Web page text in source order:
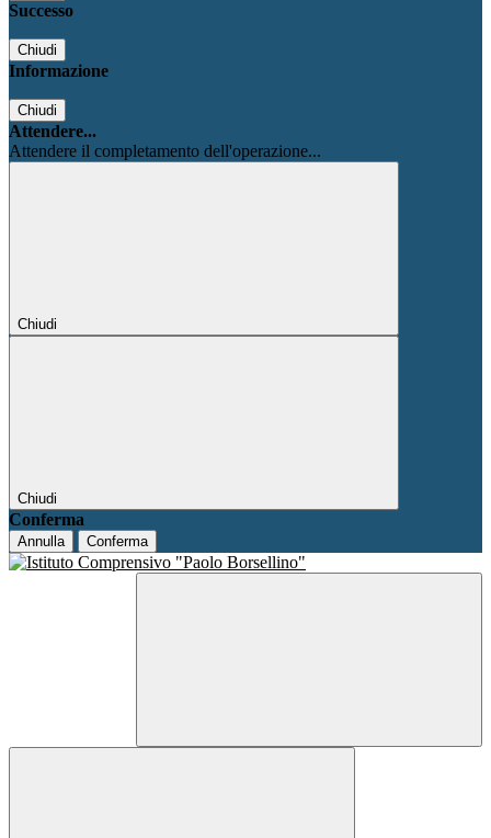
Successo
Chiudi
Informazione
Chiudi
Attendere...
Attendere il completamento dell'operazione...
Chiudi
Chiudi
Conferma
Annulla Conferma